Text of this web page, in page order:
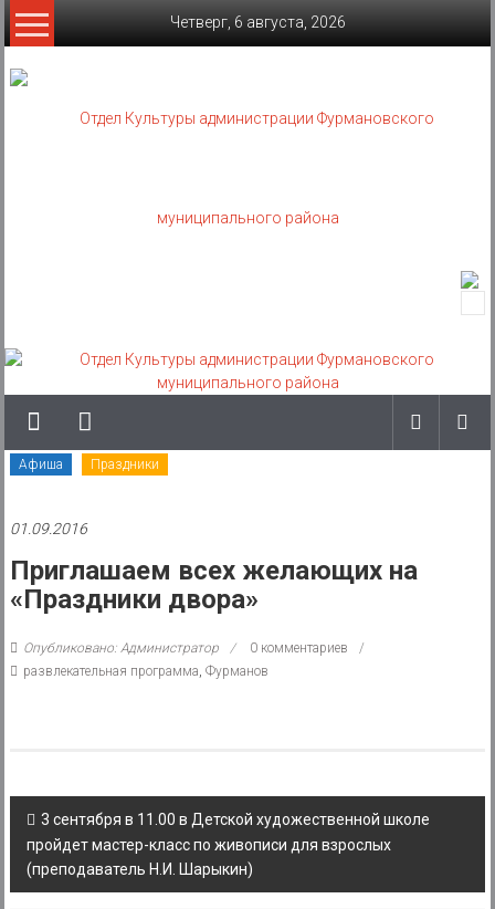
Skip
to
Четверг, 6 августа, 2026
администрации
Фурмановского
муниципального
казенное
учреждение
Афиша Праздники
01.09.2016
Приглашаем всех желающих на
«Праздники двора»
Опубликовано: Администратор
0 комментариев
развлекательная программа, Фурманов
Post
navigation
3 сентября в 11.00 в Детской художественной школе
пройдет мастер-класс по живописи для взрослых
(преподаватель Н.И. Шарыкин)